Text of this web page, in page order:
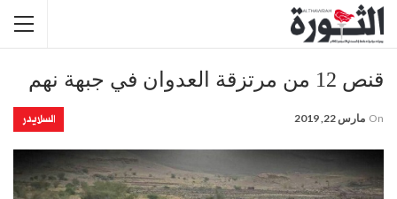
قنص 12 من مرتزقة العدوان في جبهة نهم
السلايدر On مارس 22, 2019